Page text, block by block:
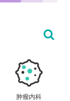
肿瘤内科